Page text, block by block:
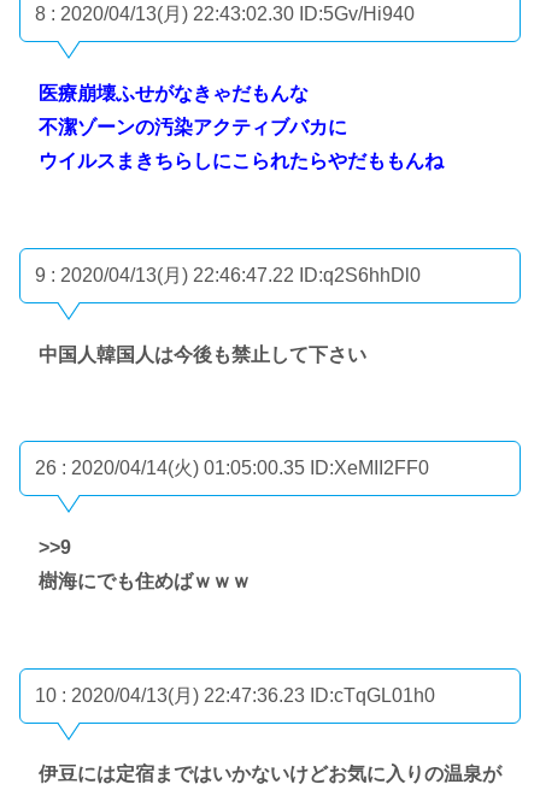
8 : 2020/04/13(月) 22:43:02.30 ID:5Gv/Hi940
医療崩壊ふせがなきゃだもんな
不潔ゾーンの汚染アクティブバカに
ウイルスまきちらしにこられたらやだももんね
9 : 2020/04/13(月) 22:46:47.22 ID:q2S6hhDl0
中国人韓国人は今後も禁止して下さい
26 : 2020/04/14(火) 01:05:00.35 ID:XeMII2FF0
>>9
樹海にでも住めばｗｗｗ
10 : 2020/04/13(月) 22:47:36.23 ID:cTqGL01h0
伊豆には定宿まではいかないけどお気に入りの温泉が